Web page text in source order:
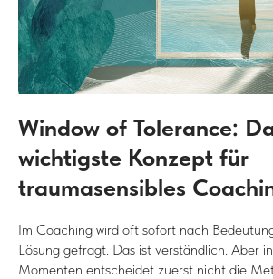
Window of Tolerance:
wichtigste Konzept für
traumasensibles
Im Coaching wird oft sofort nach
Lösung gefragt. Das ist verständlich. Aber
Momenten entscheidet zuerst nicht die